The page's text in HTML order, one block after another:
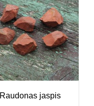
Raudonas jaspis